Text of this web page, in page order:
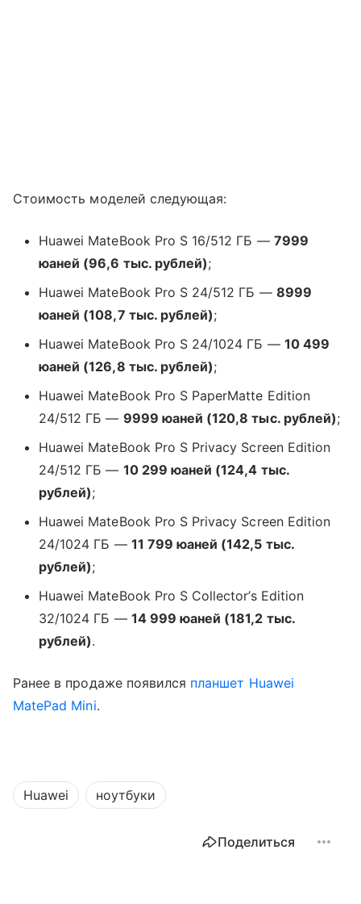
Стоимость моделей следующая:
Huawei MateBook Pro S 16/512 ГБ — 7999
юаней (96,6 тыс. рублей);
Huawei MateBook Pro S 24/512 ГБ — 8999
юаней (108,7 тыс. рублей);
Huawei MateBook Pro S 24/1024 ГБ — 10 499
юаней (126,8 тыс. рублей);
Huawei MateBook Pro S PaperMatte Edition
24/512 ГБ — 9999 юаней (120,8 тыс. рублей);
Huawei MateBook Pro S Privacy Screen Edition
24/512 ГБ — 10 299 юаней (124,4 тыс.
рублей);
Huawei MateBook Pro S Privacy Screen Edition
24/1024 ГБ — 11 799 юаней (142,5 тыс.
рублей);
Huawei MateBook Pro S Collector’s Edition
32/1024 ГБ — 14 999 юаней (181,2 тыс.
рублей).
Ранее в продаже появился планшет Huawei
MatePad Mini.
Huawei ноутбуки
Поделиться